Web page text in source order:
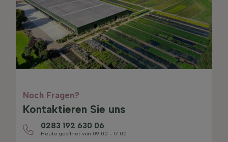
Noch Fragen?
Kontaktieren Sie uns
0283 192 630 06
Heute geöffnet von 09:00 - 17:00